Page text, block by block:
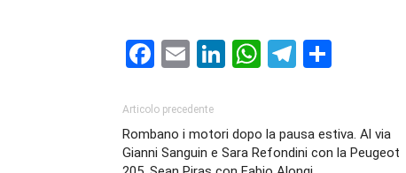
Facebook
EmailLinkedIn
WhatsApp
Telegram
Articolo precedente
Rombano i motori dopo la pausa estiva. Al via
Gianni Sanguin e Sara Refondini con la Peugeot